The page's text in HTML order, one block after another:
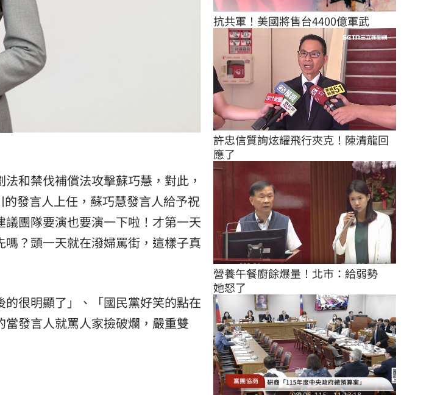
和禁伐補償法攻擊蘇巧慧，對此，
發言人上任，蘇巧慧發言人給予祝
團隊要演也要演一下啦！才第一天
？頭一天就在潑婦罵街，這樣子真
很明顯了」、「國民黨好笑的點在
發言人就罵人家撿破爛，嚴重雙
抗共軍！美國將售台4400億軍武
許忠信質詢炫耀飛行夾克！陳清龍回
應了
營養午餐廚餘爆量！北市：給弱勢
她怒了